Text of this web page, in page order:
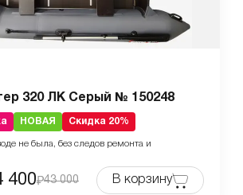
320 ЛК Серый № 150248
НОВАЯ Скидка 20%
не была, без следов ремонта и
400 43 000 В корзину